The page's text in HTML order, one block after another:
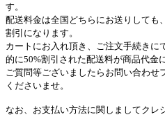
す。
配送料金は全国どちらにお送りしても
割引になります。
カートにお入れ頂き、ご注文手続きに
的に50%割引された配送料が商品代金
ご質問等ございましたらお問い合わせ
くださいませ。
なお、お支払い方法に関しましてクレ